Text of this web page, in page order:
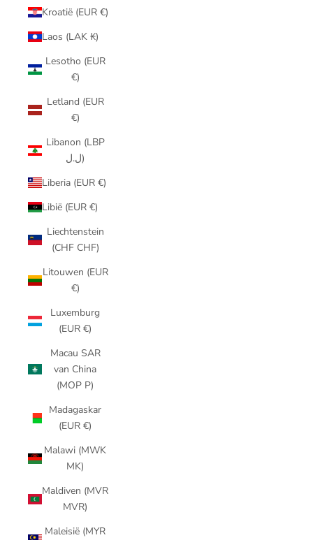
Kroatië (EUR €)
Laos (LAK ₭)
Lesotho (EUR
€)
Letland (EUR
€)
Libanon (LBP
ل.ل)
Liberia (EUR €)
Libië (EUR €)
Liechtenstein
(CHF CHF)
Litouwen (EUR
€)
Luxemburg
(EUR €)
Macau SAR
van China
(MOP P)
Madagaskar
(EUR €)
Malawi (MWK
MK)
Maldiven (MVR
MVR)
Maleisië (MYR